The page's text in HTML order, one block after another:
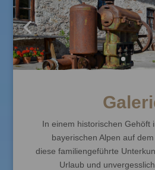
In einem historischen Gehöft
bayerischen Alpen auf
diese familiengeführte
Urlaub und